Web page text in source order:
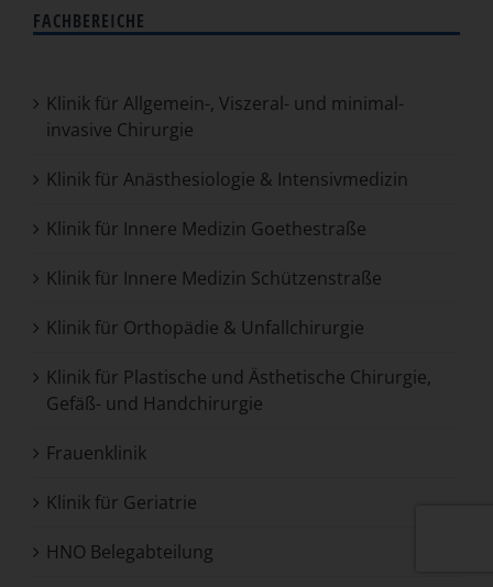
FACHBEREICHE
Klinik für Allgemein-, Viszeral- und minimal-
invasive Chirurgie
Klinik für Anästhesiologie & Intensivmedizin
Klinik für Innere Medizin Goethestraße
Klinik für Innere Medizin Schützenstraße
Klinik für Orthopädie & Unfallchirurgie
Klinik für Plastische und Ästhetische Chirurgie,
Gefäß- und Handchirurgie
Frauenklinik
Klinik für Geriatrie
HNO Belegabteilung